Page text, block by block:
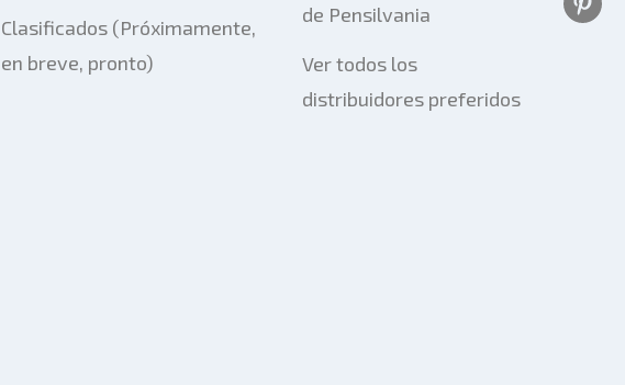
Clasificados (Próximamente,
en breve, pronto)
de Pensilvania
Ver todos los
distribuidores preferidos